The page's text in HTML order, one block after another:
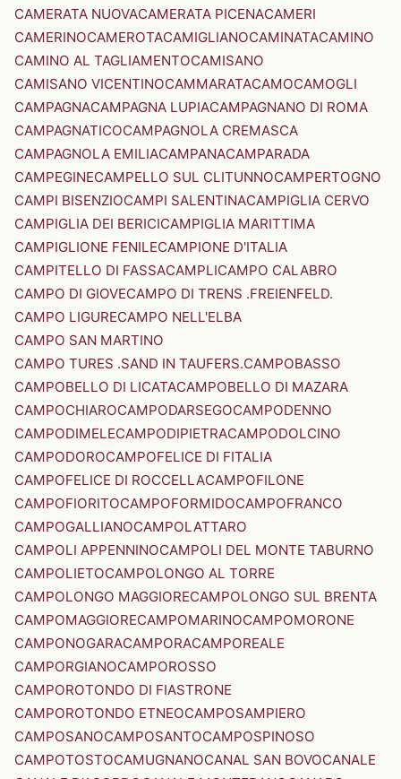
CAMERATA NUOVACAMERATA PICENACAMERI
CAMERINOCAMEROTACAMIGLIANOCAMINATACAMINO
CAMINO AL TAGLIAMENTOCAMISANO
CAMISANO VICENTINOCAMMARATACAMOCAMOGLI
CAMPAGNACAMPAGNA LUPIACAMPAGNANO DI ROMA
CAMPAGNATICOCAMPAGNOLA CREMASCA
CAMPAGNOLA EMILIACAMPANACAMPARADA
CAMPEGINECAMPELLO SUL CLITUNNOCAMPERTOGNO
CAMPI BISENZIOCAMPI SALENTINACAMPIGLIA CERVO
CAMPIGLIA DEI BERICICAMPIGLIA MARITTIMA
CAMPIGLIONE FENILECAMPIONE D'ITALIA
CAMPITELLO DI FASSACAMPLICAMPO CALABRO
CAMPO DI GIOVECAMPO DI TRENS .FREIENFELD.
CAMPO LIGURECAMPO NELL'ELBA
CAMPO SAN MARTINO
CAMPO TURES .SAND IN TAUFERS.CAMPOBASSO
CAMPOBELLO DI LICATACAMPOBELLO DI MAZARA
CAMPOCHIAROCAMPODARSEGOCAMPODENNO
CAMPODIMELECAMPODIPIETRACAMPODOLCINO
CAMPODOROCAMPOFELICE DI FITALIA
CAMPOFELICE DI ROCCELLACAMPOFILONE
CAMPOFIORITOCAMPOFORMIDOCAMPOFRANCO
CAMPOGALLIANOCAMPOLATTARO
CAMPOLI APPENNINOCAMPOLI DEL MONTE TABURNO
CAMPOLIETOCAMPOLONGO AL TORRE
CAMPOLONGO MAGGIORECAMPOLONGO SUL BRENTA
CAMPOMAGGIORECAMPOMARINOCAMPOMORONE
CAMPONOGARACAMPORACAMPOREALE
CAMPORGIANOCAMPOROSSO
CAMPOROTONDO DI FIASTRONE
CAMPOROTONDO ETNEOCAMPOSAMPIERO
CAMPOSANOCAMPOSANTOCAMPOSPINOSO
CAMPOTOSTOCAMUGNANOCANAL SAN BOVOCANALE